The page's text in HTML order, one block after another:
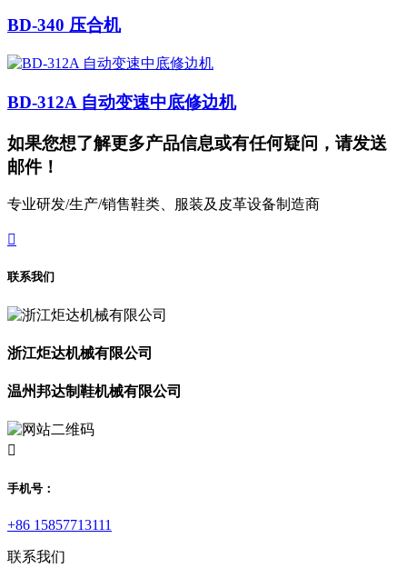
BD-340 压合机
BD-312A 自动变速中底修边机
如果您想了解更多产品信息或有任何疑问，请发送
邮件！
专业研发/生产/销售鞋类、服装及皮革设备制造商

联系我们
浙江炬达机械有限公司
温州邦达制鞋机械有限公司

手机号：
+86 15857713111
联系我们